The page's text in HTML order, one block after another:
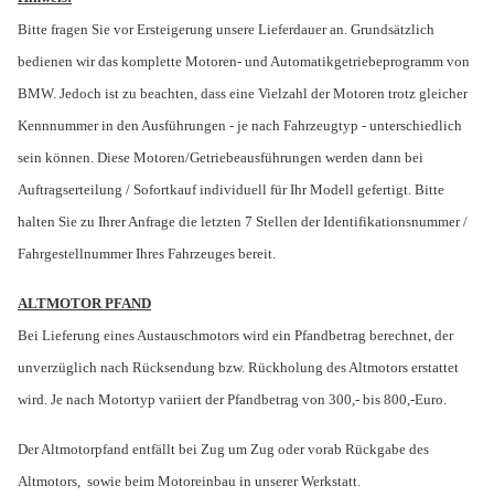
Bitte fragen Sie vor Ersteigerung unsere Lieferdauer an. Grundsätzlich
bedienen wir das komplette Motoren- und Automatikgetriebeprogramm von
BMW. Jedoch ist zu beachten, dass eine Vielzahl der Motoren trotz gleicher
Kennnummer in den Ausführungen - je nach Fahrzeugtyp - unterschiedlich
sein können. Diese Motoren/Getriebeausführungen werden dann bei
Auftragserteilung / Sofortkauf individuell für Ihr Modell gefertigt. Bitte
halten Sie zu Ihrer Anfrage die letzten 7 Stellen der Identifikationsnummer /
Fahrgestellnummer Ihres Fahrzeuges bereit.
ALTMOTOR PFAND
Bei Lieferung eines Austauschmotors wird ein Pfandbetrag berechnet, der
unverzüglich nach Rücksendung bzw. Rückholung des Altmotors erstattet
wird. Je nach Motortyp variiert der Pfandbetrag von 300,- bis 800,-Euro.
Der Altmotorpfand entfällt bei Zug um Zug oder vorab Rückgabe des
Altmotors, sowie beim Motoreinbau in unserer Werkstatt.